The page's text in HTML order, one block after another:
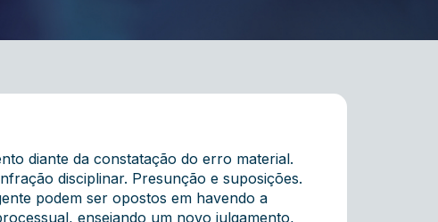
diante da constatação do erro material.
disciplinar. Presunção e suposições.
podem ser opostos em havendo a
ensejando um novo julgamento,